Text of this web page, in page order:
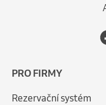
PRO FIRMY
Rezervační systém